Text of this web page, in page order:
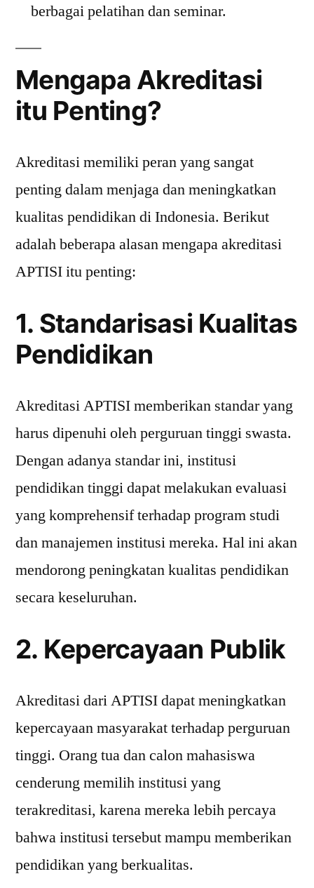
berbagai pelatihan dan seminar.
Mengapa Akreditasi
itu Penting?
Akreditasi memiliki peran yang sangat
penting dalam menjaga dan meningkatkan
kualitas pendidikan di Indonesia. Berikut
adalah beberapa alasan mengapa akreditasi
APTISI itu penting:
1. Standarisasi Kualitas
Pendidikan
Akreditasi APTISI memberikan standar yang
harus dipenuhi oleh perguruan tinggi swasta.
Dengan adanya standar ini, institusi
pendidikan tinggi dapat melakukan evaluasi
yang komprehensif terhadap program studi
dan manajemen institusi mereka. Hal ini akan
mendorong peningkatan kualitas pendidikan
secara keseluruhan.
2. Kepercayaan Publik
Akreditasi dari APTISI dapat meningkatkan
kepercayaan masyarakat terhadap perguruan
tinggi. Orang tua dan calon mahasiswa
cenderung memilih institusi yang
terakreditasi, karena mereka lebih percaya
bahwa institusi tersebut mampu memberikan
pendidikan yang berkualitas.